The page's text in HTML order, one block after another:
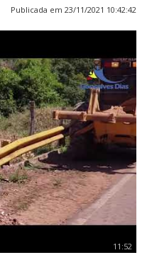
Publicada em 23/11/2021 10:42:42
11:52